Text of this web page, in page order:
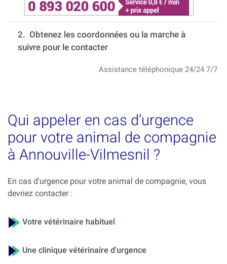
2. Obtenez les coordonnées ou la marche à
suivre pour le contacter
Assistance téléphonique 24/24 7/7
Qui appeler en cas d’urgence
pour votre animal de compagnie
à Annouville-Vilmesnil ?
En cas d'urgence pour votre animal de compagnie, vous
devriez contacter :
Votre vétérinaire habituel
Une clinique vétérinaire d'urgence